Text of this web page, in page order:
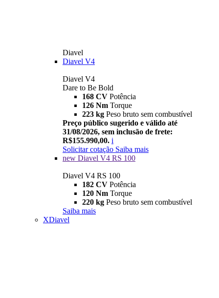
Diavel
Diavel V4
Diavel V4
Dare to Be Bold
168 CV Potência
126 Nm Torque
223 kg Peso bruto sem combustível
Preço público sugerido e válido até
31/08/2026, sem inclusão de frete:
R$155.990,00. i
Solicitar cotação Saiba mais
new Diavel V4 RS 100
Diavel V4 RS 100
182 CV Potência
120 Nm Torque
220 kg Peso bruto sem combustível
Saiba mais
XDiavel